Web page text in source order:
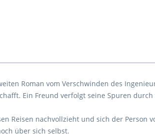
Roman vom Verschwinden des
Ein Freund verfolgt seine Spuren
Reisen nachvollzieht und sich der Person
über sich selbst.